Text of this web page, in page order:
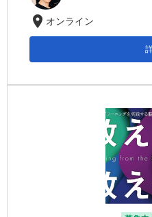
location_on オンライン